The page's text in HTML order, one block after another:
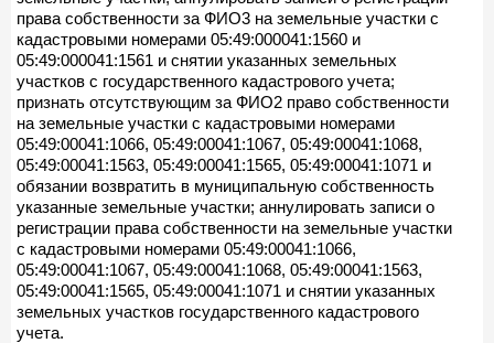
права собственности за ФИО3 на земельные участки с
кадастровыми номерами 05:49:000041:1560 и
05:49:000041:1561 и снятии указанных земельных
участков с государственного кадастрового учета;
признать отсутствующим за ФИО2 право собственности
на земельные участки с кадастровыми номерами
05:49:00041:1066, 05:49:00041:1067, 05:49:00041:1068,
05:49:00041:1563, 05:49:00041:1565, 05:49:00041:1071 и
обязании возвратить в муниципальную собственность
указанные земельные участки; аннулировать записи о
регистрации права собственности на земельные участки
с кадастровыми номерами 05:49:00041:1066,
05:49:00041:1067, 05:49:00041:1068, 05:49:00041:1563,
05:49:00041:1565, 05:49:00041:1071 и снятии указанных
земельных участков государственного кадастрового
учета.